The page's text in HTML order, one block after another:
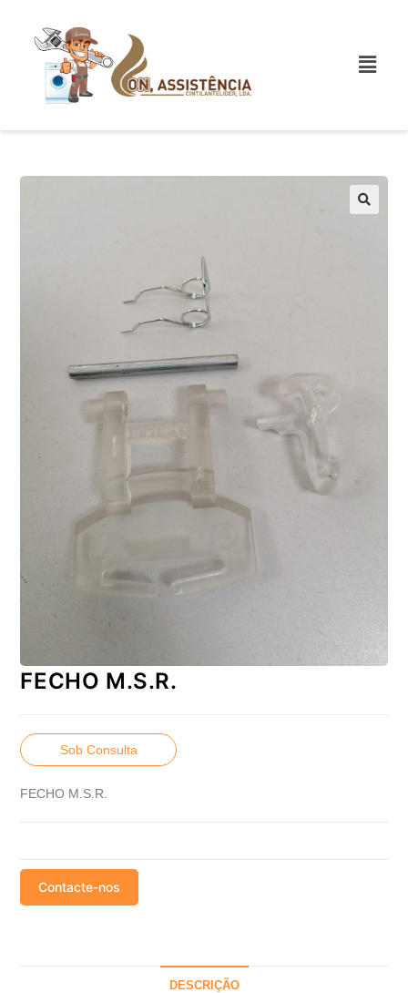
FECHO M.S.R.
Sob Consulta
FECHO M.S.R.
Contacte-nos
DESCRIÇÃO